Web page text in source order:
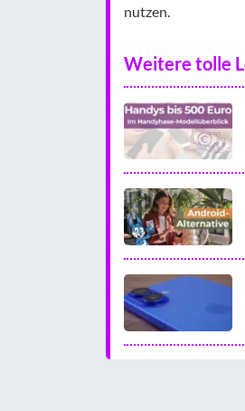
nutzen.
Weitere tolle